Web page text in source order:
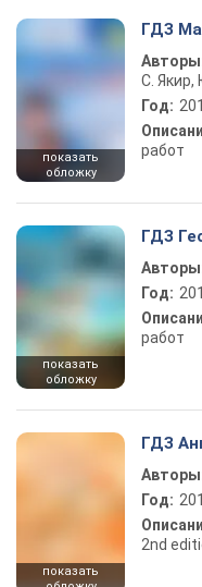
показать
обложку
ГДЗ
С. Якир,
Год:
работ
показать
обложку
ГДЗ
Год:
работ
показать
ГДЗ
Год:
2nd